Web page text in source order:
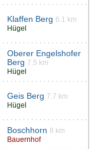
Klaffen Berg 6.1 km
Hügel
Oberer Engelshofer
Berg 7.5 km
Hügel
Geis Berg 7.7 km
Hügel
Boschhorn 8 km
Bauernhof